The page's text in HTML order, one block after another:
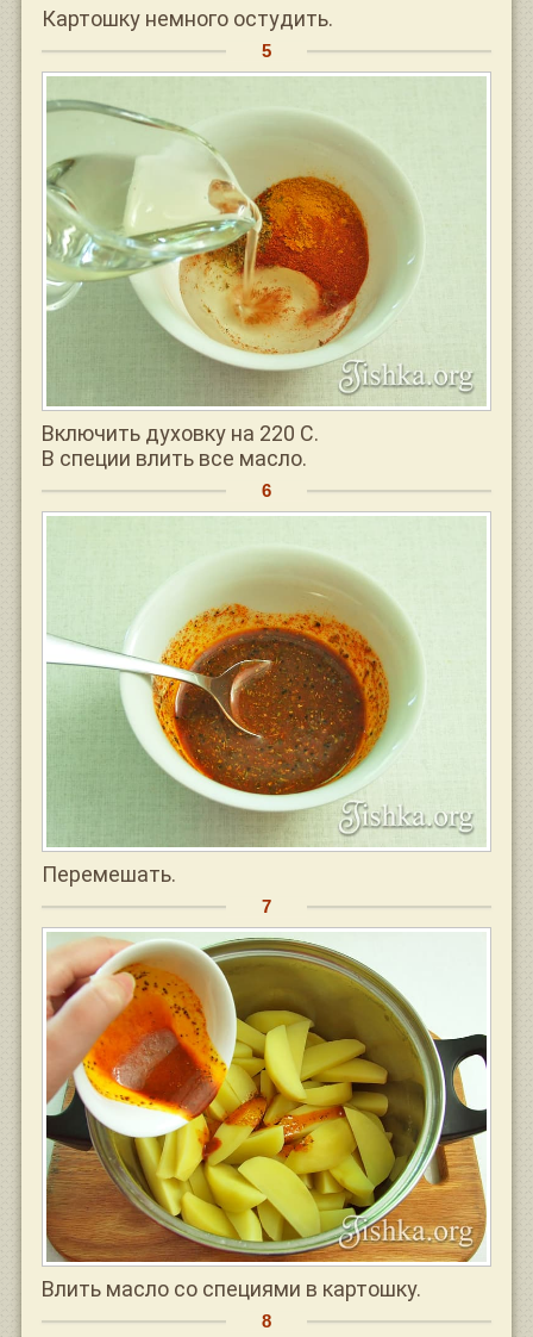
Картошку немного остудить.
Включить духовку на 220 С.
В специи влить все масло.
Перемешать.
Влить масло со специями в картошку.